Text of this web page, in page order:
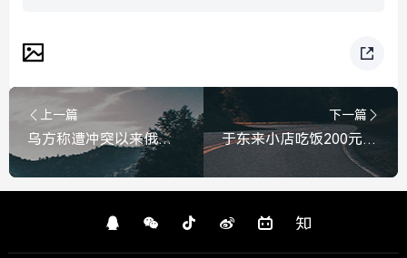
上一篇
乌方称遭冲突以来俄军最大规模空袭，多地陷入警报拉响，俄军对乌发动冲突以来最大规模空袭，多地警报拉响
下一篇
于东来小店吃饭200元，却付2000元，这才是真正的首富格局，于东来小店吃饭豪掷2000元，这才是真正的首富格局